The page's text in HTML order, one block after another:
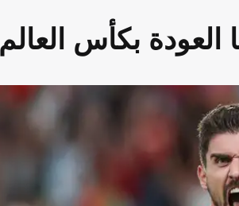
العودة بكأس العالم